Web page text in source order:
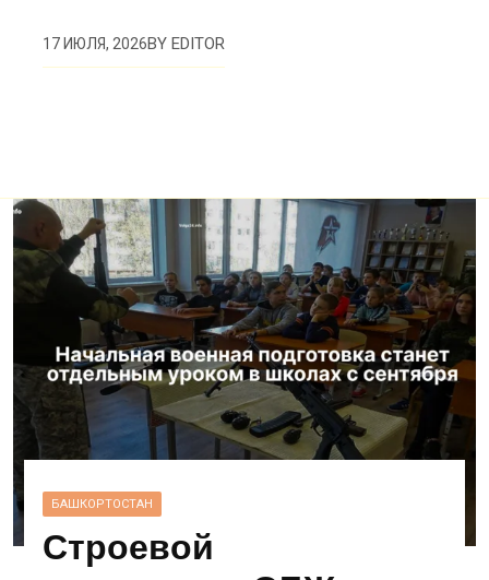
17 ИЮЛЯ, 2026BYEDITOR
БАШКОРТОСТАН
Строевой